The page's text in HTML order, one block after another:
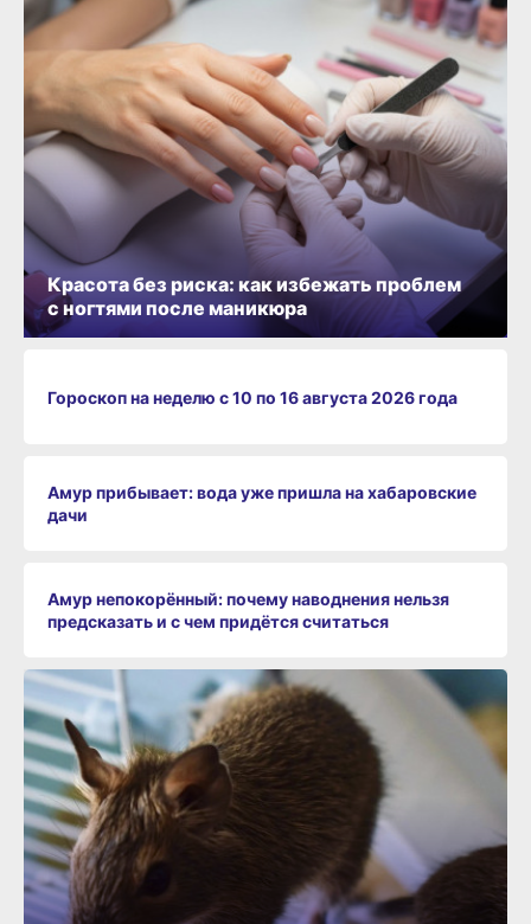
Красота без риска: как избежать проблем
с ногтями после маникюра
Гороскоп на неделю с 10 по 16 августа 2026 года
Амур прибывает: вода уже пришла на хабаровские
дачи
Амур непокорённый: почему наводнения нельзя
предсказать и с чем придётся считаться